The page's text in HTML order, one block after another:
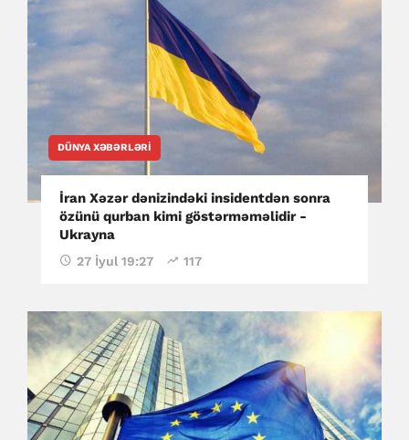
DÜNYA XƏBƏRLƏRI
İran Xəzər dənizindəki insidentdən sonra
özünü qurban kimi göstərməməlidir -
Ukrayna
27 İyul 19:27 117